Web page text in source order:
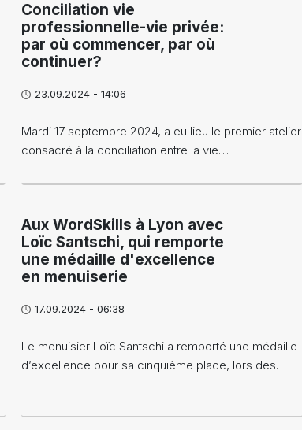
Conciliation vie
professionnelle-vie privée:
par où commencer, par où
continuer?
23.09.2024 - 14:06
Mardi 17 septembre 2024, a eu lieu le premier atelier
consacré à la conciliation entre la vie…
Aux WordSkills à Lyon avec
Loïc Santschi, qui remporte
une médaille d'excellence
en menuiserie
17.09.2024 - 06:38
Le menuisier Loïc Santschi a remporté une médaille
d’excellence pour sa cinquième place, lors des…